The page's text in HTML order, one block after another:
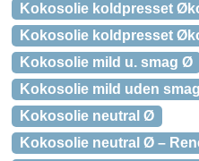
Kokosolie koldpresset
Kokosolie koldpresset
Kokosolie mild u. smag Ø
Kokosolie mild uden
Kokosolie neutral Ø
Kokosolie neutral Ø –